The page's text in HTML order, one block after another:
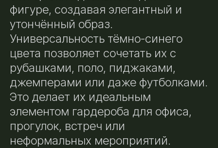
фигуре, создавая элегантный и
утончённый образ.
Универсальность тёмно-синего
цвета позволяет сочетать их с
рубашками, поло, пиджаками,
джемперами или даже футболками.
Это делает их идеальным
элементом гардероба для офиса,
прогулок, встреч или
неформальных мероприятий.